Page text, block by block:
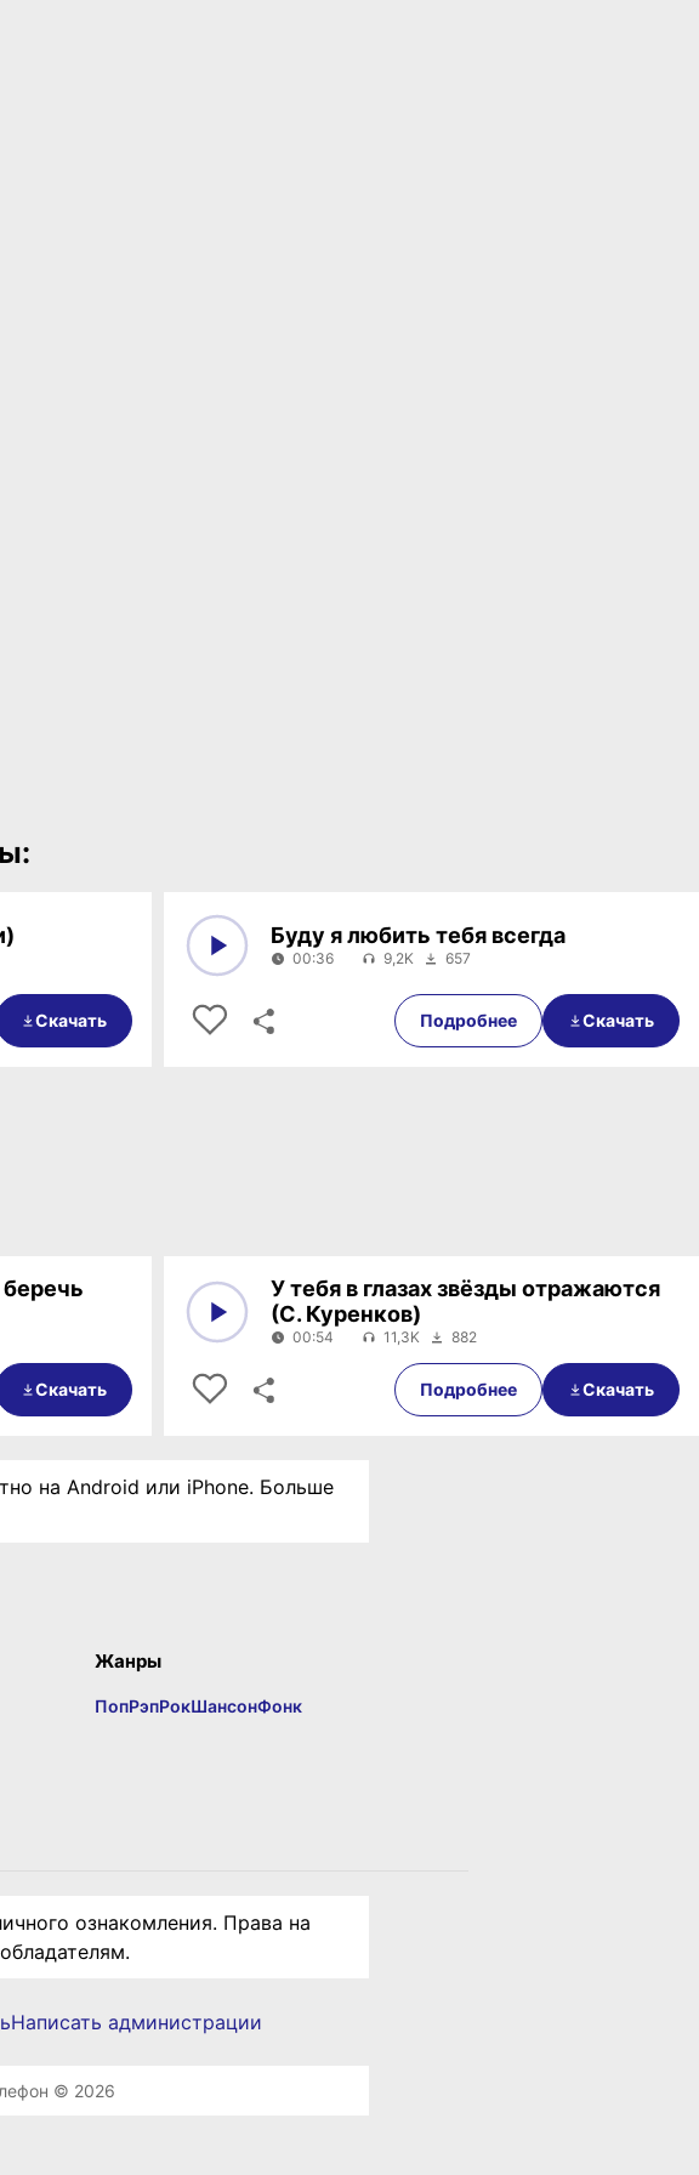
Скачать
00:36
Буду я любить тебя всегда
00:36 9,2K 657
Подробнее Скачать
Скачать
00:54
У тебя в глазах звёзды отражаются
(С. Куренков)
00:54 11,3K 882
Подробнее Скачать
на Android или iPhone. Больше
Жанры
ПопРэпРокШансонФонк
ознакомления. Права на
Написать администрации
© 2026